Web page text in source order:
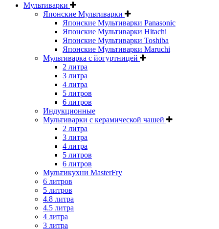
Мультиварки
Японские Мультиварки
Японские Мультиварки Panasonic
Японские Мультиварки Hitachi
Японские Мультиварки Toshiba
Японские Мультиварки Maruchi
Мультиварка с йогуртницей
2 литра
3 литра
4 литра
5 литров
6 литров
Индукционные
Мультиварки с керамической чашей
2 литра
3 литра
4 литра
5 литров
6 литров
Мультикухни MasterFry
6 литров
5 литров
4.8 литра
4.5 литра
4 литра
3 литра